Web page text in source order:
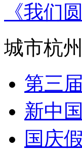
《我们
城市杭州
第三
新中
国庆